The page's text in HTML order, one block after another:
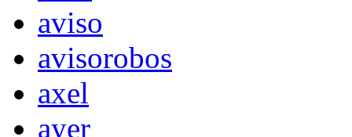
aviso
avisorobos
axel
ayer